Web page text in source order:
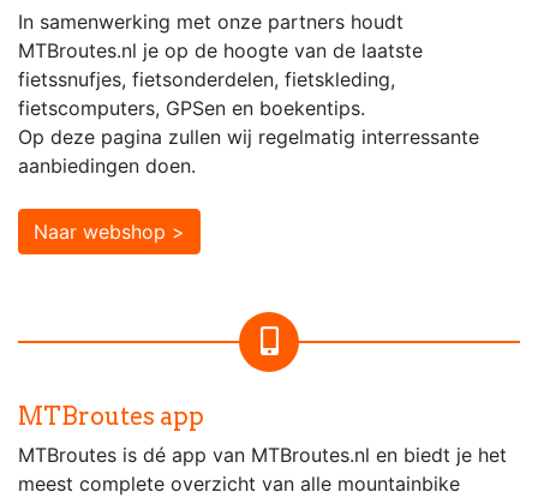
In samenwerking met onze partners houdt
MTBroutes.nl je op de hoogte van de laatste
fietssnufjes, fietsonderdelen, fietskleding,
fietscomputers, GPSen en boekentips.
Op deze pagina zullen wij regelmatig interressante
aanbiedingen doen.
Naar webshop >
MTBroutes app
MTBroutes is dé app van MTBroutes.nl en biedt je het
meest complete overzicht van alle mountainbike